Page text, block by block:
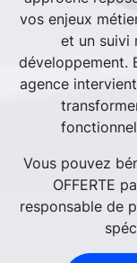
vos enjeux
et un suivi
développement.
agence
Vous pouvez
OFFERTE
responsable de